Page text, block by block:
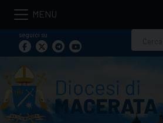
Skip
contentseguici su
per: